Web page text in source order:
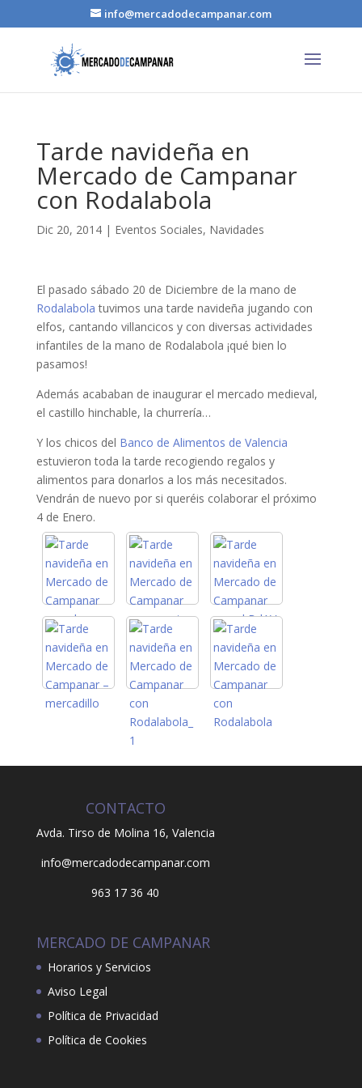
info@mercadodecampanar.com
Tarde navideña en
Mercado de Campanar
con Rodalabola
Dic 20, 2014| Eventos Sociales, Navidades
El pasado sábado 20 de Diciembre de la mano de
Rodalabola tuvimos una tarde navideña jugando con
elfos, cantando villancicos y con diversas actividades
infantiles de la mano de Rodalabola ¡qué bien lo
pasamos!
Además acababan de inaugurar el mercado medieval,
el castillo hinchable, la churrería…
Y los chicos del Banco de Alimentos de Valencia
estuvieron toda la tarde recogiendo regalos y
alimentos para donarlos a los más necesitados.
Vendrán de nuevo por si queréis colaborar el próximo
4 de Enero.
CONTACTO
Avda. Tirso de Molina 16, Valencia
info@mercadodecampanar.com
963 17 36 40
MERCADO DE CAMPANAR
Horarios y Servicios
Aviso Legal
Política de Privacidad
Política de Cookies